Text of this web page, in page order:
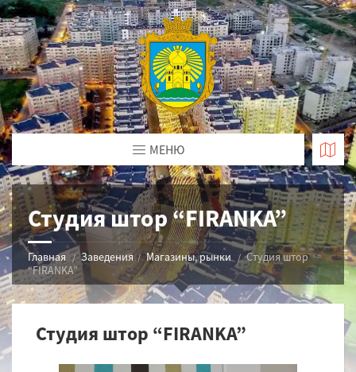
МЕНЮ
Студия штор “FIRANKA”
Главная Заведения Магазины, рынки
Студия штор
“FIRANKA”
Студия штор “FIRANKA”